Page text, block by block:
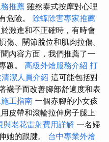
推薦 雖然泰式按摩對心理
危險。 除蟑除害專家推薦
激進和不正確時，有時會
、關節脫位和肌肉拉傷。
內容方面，我們推薦了一
題。 高級外燴服務介紹 打
潔人員介紹 這可能包括對
襪子而改善腳部舒適度和表
工指南 一個赤腳的小女孩
皮帶和滾輪拉伸房子腿上
與老花雷射費用詳解 一名婦
她的跟腱。 台中專業外燴